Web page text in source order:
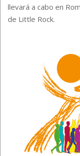
llevará a cabo en
de Little Rock.